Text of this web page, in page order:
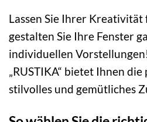
Lassen Sie Ihrer Kreativität
gestalten Sie Ihre Fenster
individuellen
„RUSTIKA“ bietet Ihnen
stilvolles und gemütliches